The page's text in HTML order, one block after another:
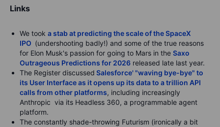
Links
We took a stab at predicting the scale of the SpaceX
IPO (undershooting badly!) and some of the true reasons
for Elon Musk's passion for going to Mars in the Saxo
Outrageous Predictions for 2026 released late last year.
The Register discussed Salesforce' "waving bye-bye" to
its User Interface as it opens up its data to a trillion API
calls from other platforms, including increasingly
Anthropic via its Headless 360, a programmable agent
platform.
The constantly shade-throwing Futurism (ironically a bit